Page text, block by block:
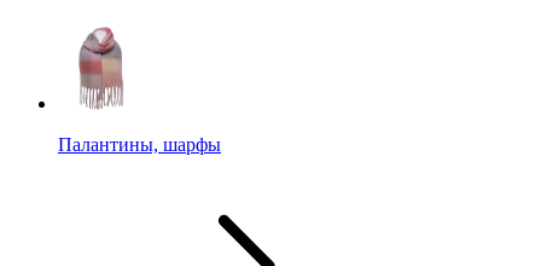
Палантины, шарфы